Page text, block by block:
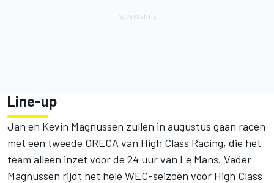
Line-up
Jan en Kevin Magnussen zullen in augustus gaan racen
met een tweede ORECA van High Class Racing, die het
team alleen inzet voor de 24 uur van Le Mans. Vader
Magnussen rijdt het hele WEC-seizoen voor High Class